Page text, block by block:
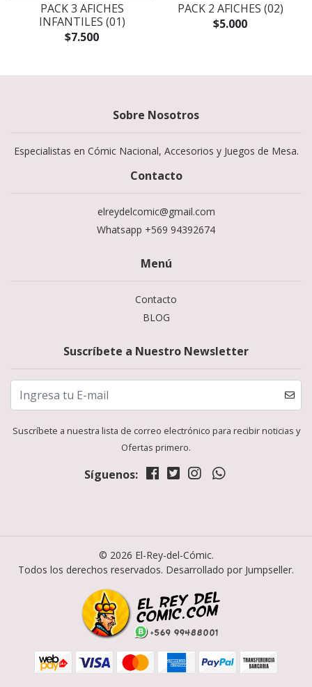
PACK 3 AFICHES
INFANTILES (01)
$7.500
PACK 2 AFICHES (02)
$5.000
Sobre Nosotros
Especialistas en Cómic Nacional, Accesorios y Juegos de Mesa.
Contacto
elreydelcomic@gmail.com
Whatsapp +569 94392674
Menú
Contacto
BLOG
Suscríbete a Nuestro Newsletter
Suscríbete a nuestra lista de correo electrónico para recibir noticias y
Ofertas primero.
Síguenos:
© 2026 El-Rey-del-Cómic.
Todos los derechos reservados. Desarrollado por Jumpseller.